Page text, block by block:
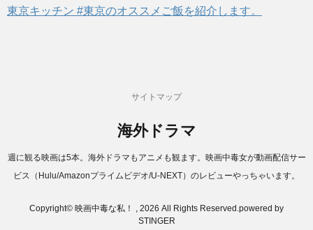
東京キッチン #東京のオススメご飯を紹介します。
サイトマップ
海外ドラマ
週に観る映画は5本。海外ドラマもアニメも観ます。映画中毒女が動画配信サー
ビス（Hulu/Amazonプライムビデオ/U-NEXT）のレビューやっちゃいます。
Copyright© 映画中毒な私！ , 2026 All Rights Reserved.powered by
STINGER